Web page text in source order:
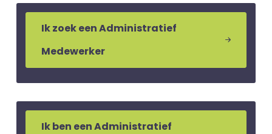
Ik zoek een Administratief
Medewerker
Ik ben een Administratief